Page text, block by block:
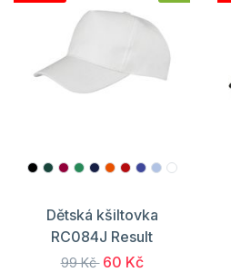
Dětská kšiltovka
RC084J Result
99 Kč 60 Kč